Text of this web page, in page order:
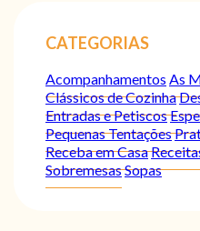
CATEGORIAS
Acompanhamentos As
Clássicos de Cozinha
Entradas e Petiscos
Pequenas Tentações
Receba em Casa
SobremesasSopas